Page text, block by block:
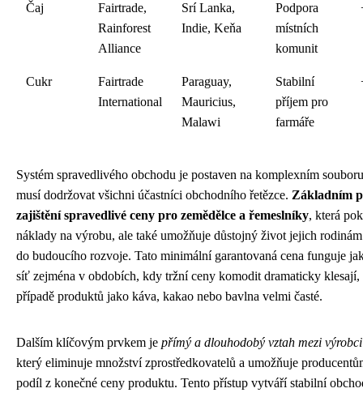
Čaj
Fairtrade,
Rainforest
Alliance
Srí Lanka,
Indie, Keňa
Podpora
místních
komunit
Cukr
Fairtrade
International
Paraguay,
Mauricius,
Malawi
Stabilní
příjem pro
farmáře
Systém spravedlivého obchodu je postaven na komplexním
musí dodržovat všichni účastníci obchodního řetězce. Základním
zajištění spravedlivé ceny pro zemědělce a řemeslníky, která
náklady na výrobu, ale také umožňuje důstojný život jejich
do budoucího rozvoje. Tato minimální garantovaná cena funguje
síť zejména v obdobích, kdy tržní ceny komodit dramaticky klesají,
případě produktů jako káva, kakao nebo bavlna velmi časté.
Dalším klíčovým prvkem je přímý a dlouhodobý vztah mezi
který eliminuje množství zprostředkovatelů a umožňuje
podíl z konečné ceny produktu. Tento přístup vytváří stabilní